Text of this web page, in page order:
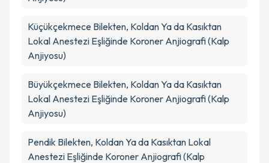
Küçükçekmece Bilekten, Koldan Ya da Kasıktan
Lokal Anestezi Eşliğinde Koroner Anjiografi (Kalp
Anjiyosu)
Büyükçekmece Bilekten, Koldan Ya da Kasıktan
Lokal Anestezi Eşliğinde Koroner Anjiografi (Kalp
Anjiyosu)
Pendik Bilekten, Koldan Ya da Kasıktan Lokal
Anestezi Eşliğinde Koroner Anjiografi (Kalp